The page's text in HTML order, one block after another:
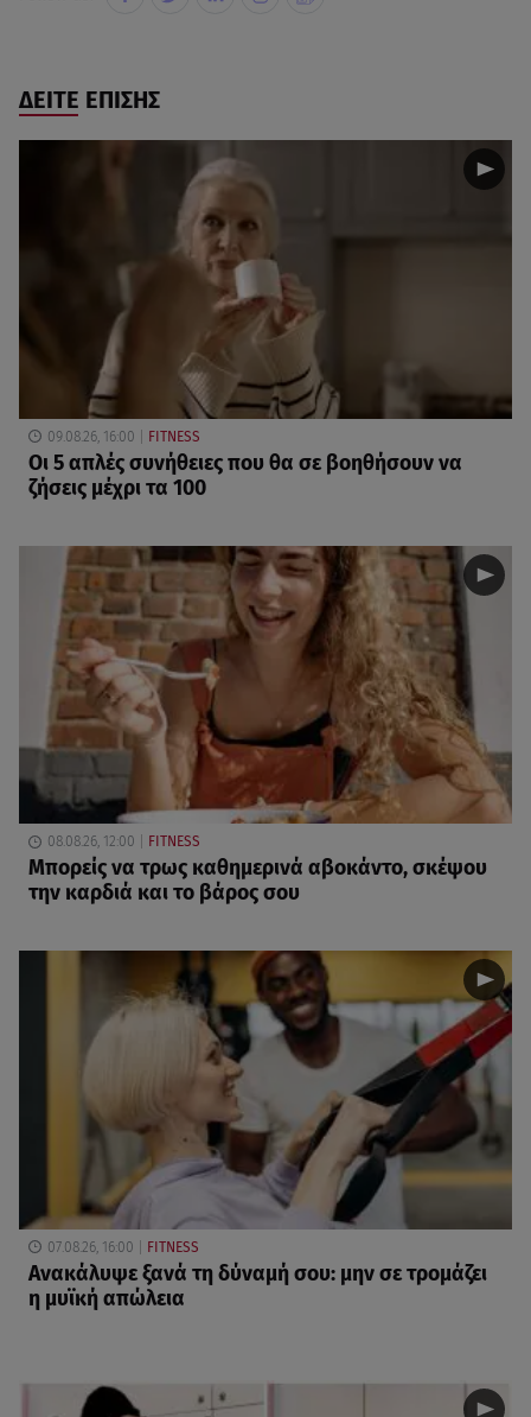
ΔΕΙΤΕ ΕΠΙΣΗΣ
09.08.26, 16:00 FITNESS
Οι 5 απλές συνήθειες που θα σε βοηθήσουν να
ζήσεις μέχρι τα 100
08.08.26, 12:00 FITNESS
Μπορείς να τρως καθημερινά αβοκάντο, σκέψου
την καρδιά και το βάρος σου
07.08.26, 16:00 FITNESS
Ανακάλυψε ξανά τη δύναμή σου: μην σε τρομάζει
η μυϊκή απώλεια